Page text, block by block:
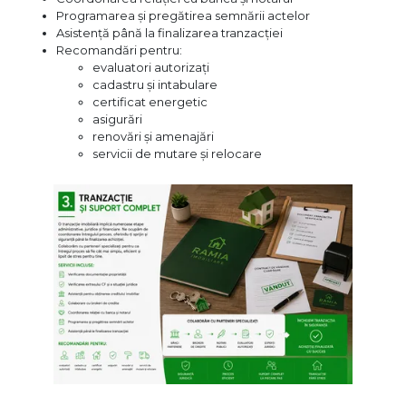
Programarea și pregătirea semnării actelor
Asistență până la finalizarea tranzacției
Recomandări pentru:
evaluatori autorizați
cadastru și intabulare
certificat energetic
asigurări
renovări și amenajări
servicii de mutare și relocare